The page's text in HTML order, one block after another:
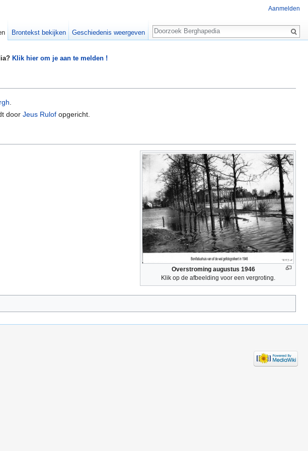
Klik hier om je aan te melden !
.
doorJeus Rulof opgericht.
Overstroming augustus 1946
Klik op de afbeelding voor een vergroting.
Aanmelden
Brontekst bekijken Geschiedenis weergeven
Zoeken